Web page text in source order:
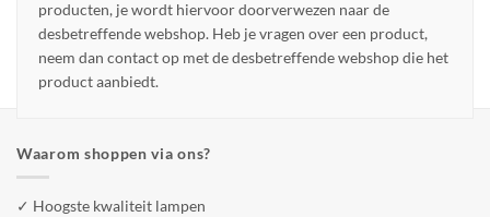
producten, je wordt hiervoor doorverwezen naar de
desbetreffende webshop. Heb je vragen over een product,
neem dan contact op met de desbetreffende webshop die het
product aanbiedt.
Waarom shoppen via ons?
✓ Hoogste kwaliteit lampen